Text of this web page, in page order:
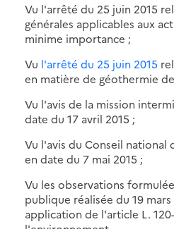
Vu l'arrêté du 25 juin 2015
générales applicables aux
minime importance ;
Vu l'arrêté du 25 juin 2015
en matière de géothermie
Vu l'avis de la mission
date du 17 avril 2015 ;
Vu l'avis du Conseil national
en date du 7 mai 2015 ;
Vu les observations
publique réalisée du 19 mars
application de l'article L.